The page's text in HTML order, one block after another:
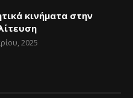
κινήματα στην
2025